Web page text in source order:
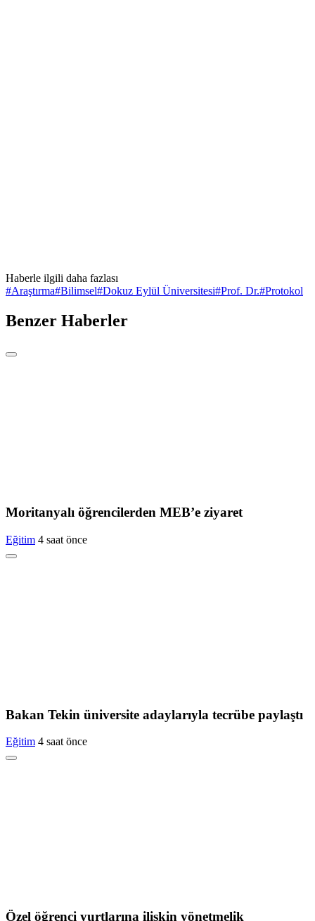
Haberle ilgili daha fazlası
#Araştırma#Bilimsel#Dokuz Eylül Üniversitesi#Prof. Dr.#Protokol
Benzer Haberler
Moritanyalı öğrencilerden MEB’e ziyaret
Eğitim 4 saat önce
Bakan Tekin üniversite adaylarıyla tecrübe paylaştı
Eğitim 4 saat önce
Özel öğrenci yurtlarına ilişkin yönetmelik